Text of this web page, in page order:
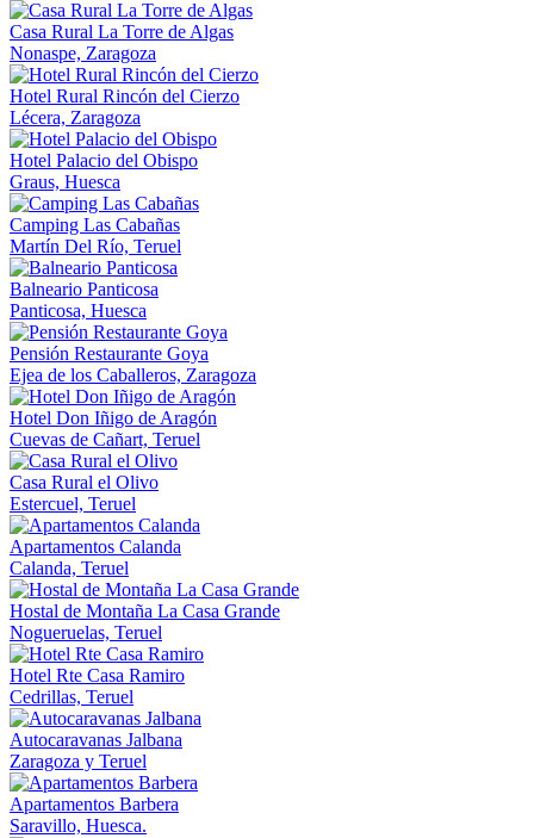
Casa Rural La Torre de Algas
Nonaspe, Zaragoza
Hotel Rural Rincón del Cierzo
Lécera, Zaragoza
Hotel Palacio del Obispo
Graus, Huesca
Camping Las Cabañas
Martín Del Río, Teruel
Balneario Panticosa
Panticosa, Huesca
Pensión Restaurante Goya
Ejea de los Caballeros, Zaragoza
Hotel Don Iñigo de Aragón
Cuevas de Cañart, Teruel
Casa Rural el Olivo
Estercuel, Teruel
Apartamentos Calanda
Calanda, Teruel
Hostal de Montaña La Casa Grande
Nogueruelas, Teruel
Hotel Rte Casa Ramiro
Cedrillas, Teruel
Autocaravanas Jalbana
Zaragoza y Teruel
Apartamentos Barbera
Saravillo, Huesca.